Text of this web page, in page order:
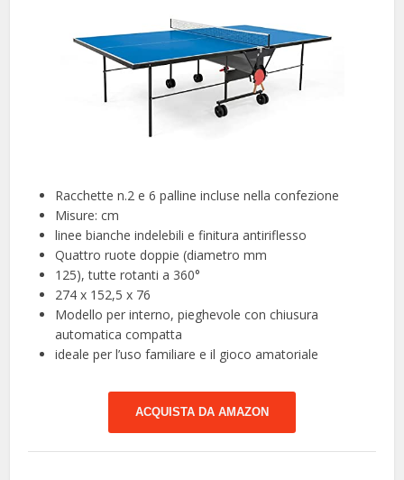
Racchette n.2 e 6 palline incluse nella confezione
Misure: cm
linee bianche indelebili e finitura antiriflesso
Quattro ruote doppie (diametro mm
125), tutte rotanti a 360°
274 x 152,5 x 76
Modello per interno, pieghevole con chiusura
automatica compatta
ideale per l’uso familiare e il gioco amatoriale
ACQUISTA DA AMAZON